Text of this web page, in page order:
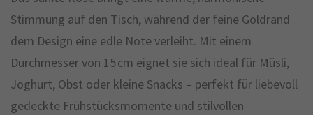
Stimmung auf den Tisch, während der feine Goldrand
dem Design eine edle Note verleiht. Mit einem
Durchmesser von 15 cm eignet sie sich ideal für Müsli,
Joghurt, Obst oder kleine Snacks – perfekt für liebevoll
gedeckte Frühstücksmomente und stilvollen